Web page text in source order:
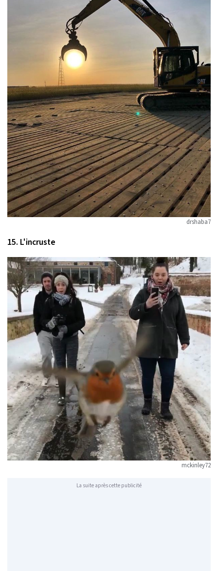
drshaba7
15. L'incruste
mckinley72
La suite après cette publicité